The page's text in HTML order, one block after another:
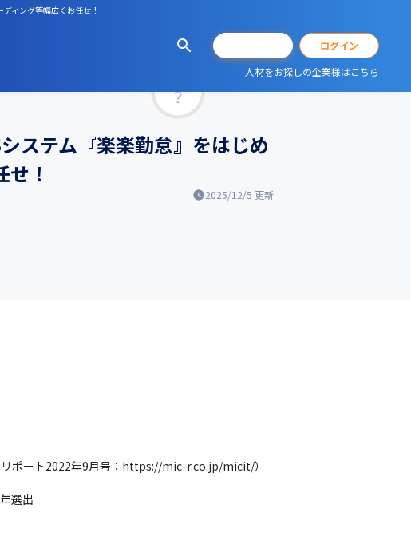
ィング等幅広くお任せ！
ログイン
人材をお探しの企業様はこちら
ステム『楽楽勤怠』をはじめ
！
2025/12/5 更新
ポート2022年9月号：https://mic-r.co.jp/micit/）
選出